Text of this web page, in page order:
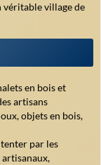
véritable village de
en bois et
artisans
objets en bois,
tenter par les
artisanaux,